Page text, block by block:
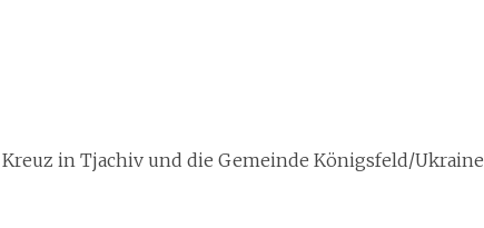
in Tjachiv und die Gemeinde Königsfeld/Ukraine